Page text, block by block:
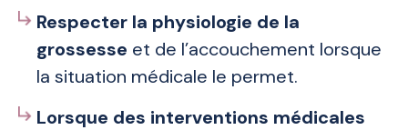
Respecter la physiologie de la
grossesse et de l’accouchement lorsque
la situation médicale le permet.
Lorsque des interventions médicales